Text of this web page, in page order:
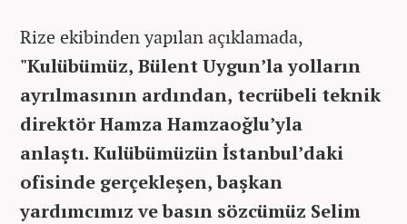
Rize ekibinden yapılan açıklamada,
"Kulübümüz, Bülent Uygun’la yolların
ayrılmasının ardından, tecrübeli teknik
direktör Hamza Hamzaoğlu’yla
anlaştı. Kulübümüzün İstanbul’daki
ofisinde gerçekleşen, başkan
yardımcımız ve basın sözcümüz Selim